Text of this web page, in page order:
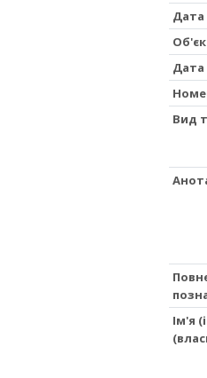
Дата
Дата
Вид
Ім'я